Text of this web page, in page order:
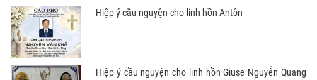
Hiệp ý cầu nguyện cho linh hồn Antôn
Hiệp ý cầu nguyện cho linh hồn Giuse Nguyễn Quang